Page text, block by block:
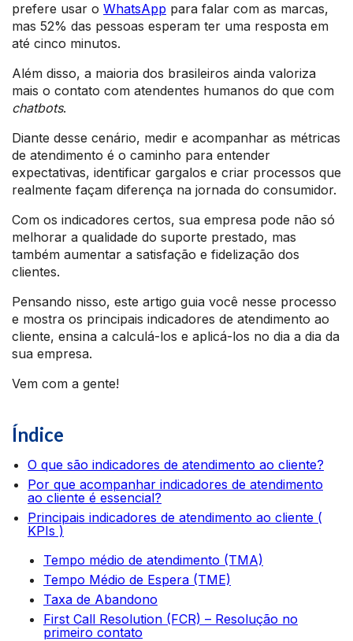
prefere usar o WhatsApp para falar com as marcas,
mas 52% das pessoas esperam ter uma resposta em
até cinco minutos.
Além disso, a maioria dos brasileiros ainda valoriza
mais o contato com atendentes humanos do que com
chatbots.
Diante desse cenário, medir e acompanhar as métricas
de atendimento é o caminho para entender
expectativas, identificar gargalos e criar processos que
realmente façam diferença na jornada do consumidor.
Com os indicadores certos, sua empresa pode não só
melhorar a qualidade do suporte prestado, mas
também aumentar a satisfação e fidelização dos
clientes.
Pensando nisso, este artigo guia você nesse processo
e mostra os principais indicadores de atendimento ao
cliente, ensina a calculá-los e aplicá-los no dia a dia da
sua empresa.
Vem com a gente!
Índice
O que são indicadores de atendimento ao cliente?
Por que acompanhar indicadores de atendimento
ao cliente é essencial?
Principais indicadores de atendimento ao cliente (
KPIs )
Tempo médio de atendimento (TMA)
Tempo Médio de Espera (TME)
Taxa de Abandono
First Call Resolution (FCR) – Resolução no
primeiro contato